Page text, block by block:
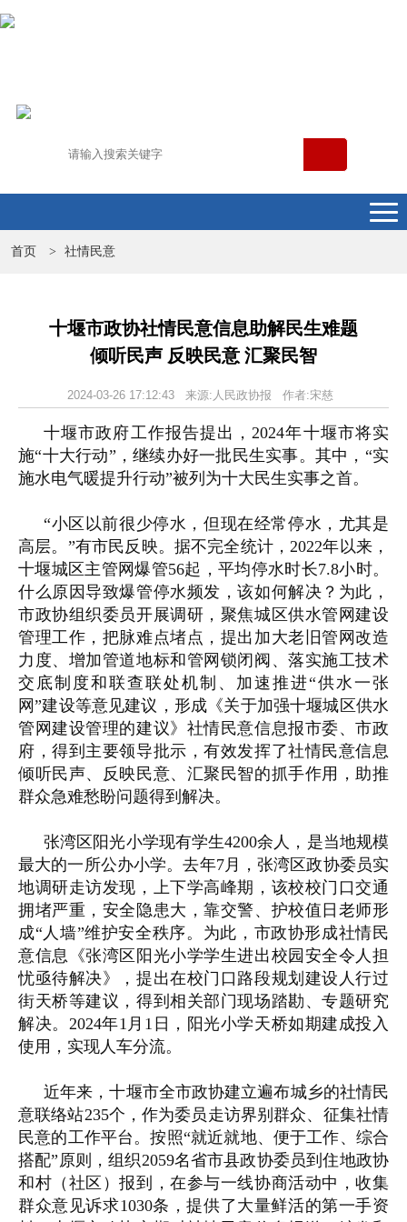
首页 > 社情民意
十堰市政协社情民意信息助解民生难题
倾听民声 反映民意 汇聚民智
2024-03-26 17:12:43 来源:人民政协报 作者:宋慈
十堰市政府工作报告提出，2024年十堰市将实
施“十大行动”，继续办好一批民生实事。其中，“实
施水电气暖提升行动”被列为十大民生实事之首。
“小区以前很少停水，但现在经常停水，尤其是
高层。”有市民反映。据不完全统计，2022年以来，
十堰城区主管网爆管56起，平均停水时长7.8小时。
什么原因导致爆管停水频发，该如何解决？为此，
市政协组织委员开展调研，聚焦城区供水管网建设
管理工作，把脉难点堵点，提出加大老旧管网改造
力度、增加管道地标和管网锁闭阀、落实施工技术
交底制度和联查联处机制、加速推进“供水一张
网”建设等意见建议，形成《关于加强十堰城区供水
管网建设管理的建议》社情民意信息报市委、市政
府，得到主要领导批示，有效发挥了社情民意信息
倾听民声、反映民意、汇聚民智的抓手作用，助推
群众急难愁盼问题得到解决。
张湾区阳光小学现有学生4200余人，是当地规模
最大的一所公办小学。去年7月，张湾区政协委员实
地调研走访发现，上下学高峰期，该校校门口交通
拥堵严重，安全隐患大，靠交警、护校值日老师形
成“人墙”维护安全秩序。为此，市政协形成社情民
意信息《张湾区阳光小学学生进出校园安全令人担
忧亟待解决》，提出在校门口路段规划建设人行过
街天桥等建议，得到相关部门现场踏勘、专题研究
解决。2024年1月1日，阳光小学天桥如期建成投入
使用，实现人车分流。
近年来，十堰市全市政协建立遍布城乡的社情民
意联络站235个，作为委员走访界别群众、征集社情
民意的工作平台。按照“就近就地、便于工作、综合
搭配”原则，组织2059名省市县政协委员到住地政协
和村（社区）报到，在参与一线协商活动中，收集
群众意见诉求1030条，提供了大量鲜活的第一手资